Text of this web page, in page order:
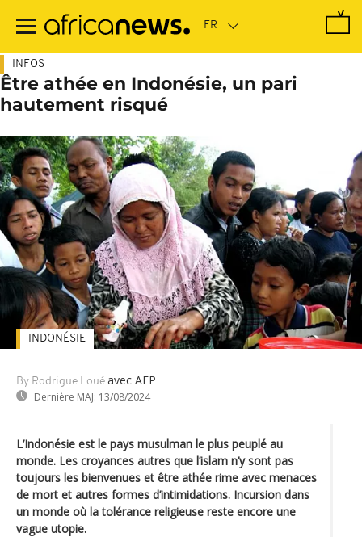
contenu
INFOS
Être athée en Indonésie, un pari
hautement risqué
By Rodrigue Loué avec AFP
Dernière MAJ: 13/08/2024
INDONÉSIE
L’Indonésie est le pays musulman le plus peuplé au
monde. Les croyances autres que l’islam n’y sont pas
toujours les bienvenues et être athée rime avec menaces
de mort et autres formes d’intimidations. Incursion dans
un monde où la tolérance religieuse reste encore une
vague utopie.